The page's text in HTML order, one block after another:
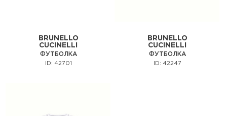
BRUNELLO
CUCINELLI
ФУТБОЛКА
ID: 42701
BRUNELLO
CUCINELLI
ФУТБОЛКА
ID: 42247